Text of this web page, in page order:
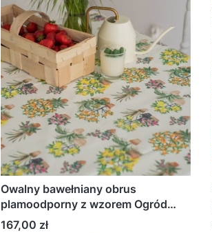
Owalny bawełniany obrus
plamoodporny z wzorem Ogród
białego koloru
Cena
167,00 zł